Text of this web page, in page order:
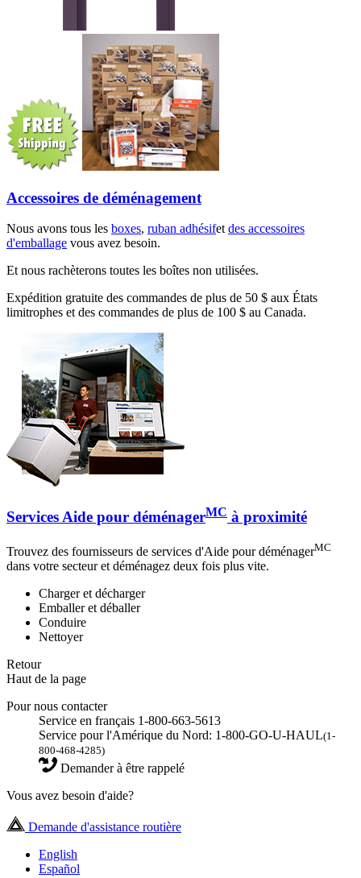
Accessoires de déménagement
Nous avons tous les boxes, ruban adhésifetdes accessoires
d'emballage vous avez besoin.
Et nous rachèterons toutes les boîtes non utilisées.
Expédition gratuite des commandes de plus de 50 $ aux États
limitrophes et des commandes de plus de 100 $ au Canada.
Services Aide pour déménagerMC à proximité
Trouvez des fournisseurs de services d'Aide pour déménagerMC
dans votre secteur et déménagez deux fois plus vite.
Charger et décharger
Emballer et déballer
Conduire
Nettoyer
Retour
Haut de la page
Pour nous contacter
Service en français 1-800-663-5613
Service pour l'Amérique du Nord: 1-800-GO-U-HAUL(1-
800-468-4285)
Demander à être rappelé
Vous avez besoin d'aide?
Demande d'assistance routière
English
Español